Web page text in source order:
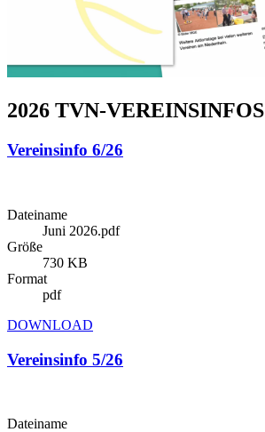
2026 TVN-VEREINSINFOS
Vereinsinfo 6/26
Dateiname
Juni 2026.pdf
Größe
730 KB
Format
pdf
DOWNLOAD
Vereinsinfo 5/26
Dateiname